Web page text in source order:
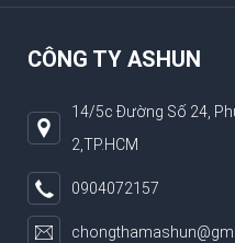
CÔNG TY ASHUN
14/5c Đường Số 24,
2,TP.HCM
0904072157